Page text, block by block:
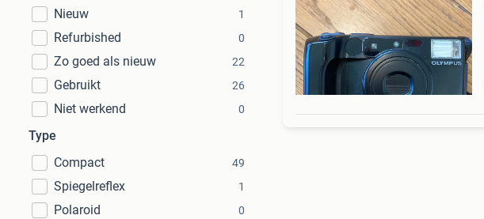
Nieuw
1
Refurbished 0
Zo goed als nieuw 22
Gebruikt 26
Niet werkend 0
Type
Compact
49
Spiegelreflex 1
Polaroid 0